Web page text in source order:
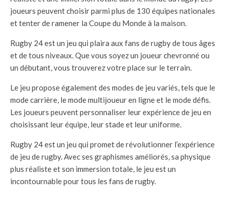
joueurs peuvent choisir parmi plus de 130 équipes nationales
et tenter de ramener la Coupe du Monde à la maison.
Rugby 24 est un jeu qui plaira aux fans de rugby de tous âges
et de tous niveaux. Que vous soyez un joueur chevronné ou
un débutant, vous trouverez votre place sur le terrain.
Le jeu propose également des modes de jeu variés, tels que le
mode carrière, le mode multijoueur en ligne et le mode défis.
Les joueurs peuvent personnaliser leur expérience de jeu en
choisissant leur équipe, leur stade et leur uniforme.
Rugby 24 est un jeu qui promet de révolutionner l’expérience
de jeu de rugby. Avec ses graphismes améliorés, sa physique
plus réaliste et son immersion totale, le jeu est un
incontournable pour tous les fans de rugby.